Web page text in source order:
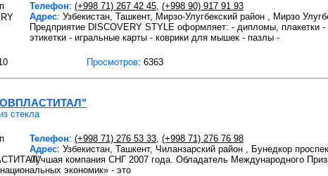
Телефон: (+998 71) 267 42 45, (+998 90) 917 91 93
Адрес: Узбекистан, Ташкент, Мирзо-Улугбекский район , Мирзо
Предприятие DISCOVERY STYLE оформляет: - дипломы, плакетки
этикетки - игральные карты - коврики для мышек - пазлы -
Просмотров: 6363
стекла
Телефон: (+998 71) 276 53 33, (+998 71) 276 76 98
Адрес: Узбекистан, Ташкент, Чиланзарский район , Бунедкор
Лучшая компания СНГ 2007 года. Обладатель Международного
экономик» - это